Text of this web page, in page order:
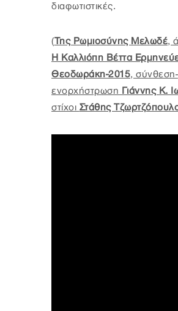
διαφωτιστικές.
(Της Ρωμιοσύνης Μελωδέ,
Η Καλλιόπη Βέττα
Θεοδωράκη-2015, σύνθεση-
ενορχήστρωση Γιάννης Κ.
στίχοι Στάθης